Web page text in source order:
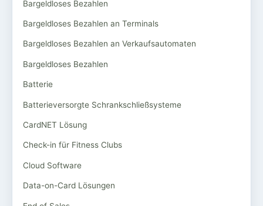
Bargeldloses Bezahlen
Bargeldloses Bezahlen an Terminals
Bargeldloses Bezahlen an Verkaufsautomaten
Bargeldloses Bezahlen
Batterie
Batterieversorgte Schrankschließsysteme
CardNET Lösung
Check-in für Fitness Clubs
Cloud Software
Data-on-Card Lösungen